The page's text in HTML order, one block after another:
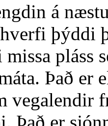
á
þýddi
pláss
Það er
vegalendir
Það er